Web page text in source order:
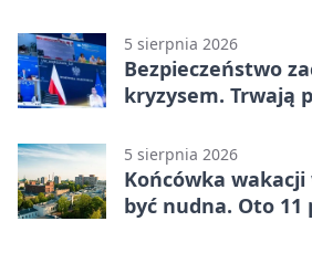
5 sierpnia 2026
Bezpieczeństwo
kryzysem. Trwają
5 sierpnia 2026
Końcówka
być nudna. Oto 11